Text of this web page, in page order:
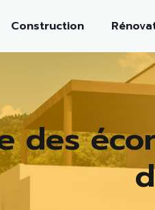
Construction
des